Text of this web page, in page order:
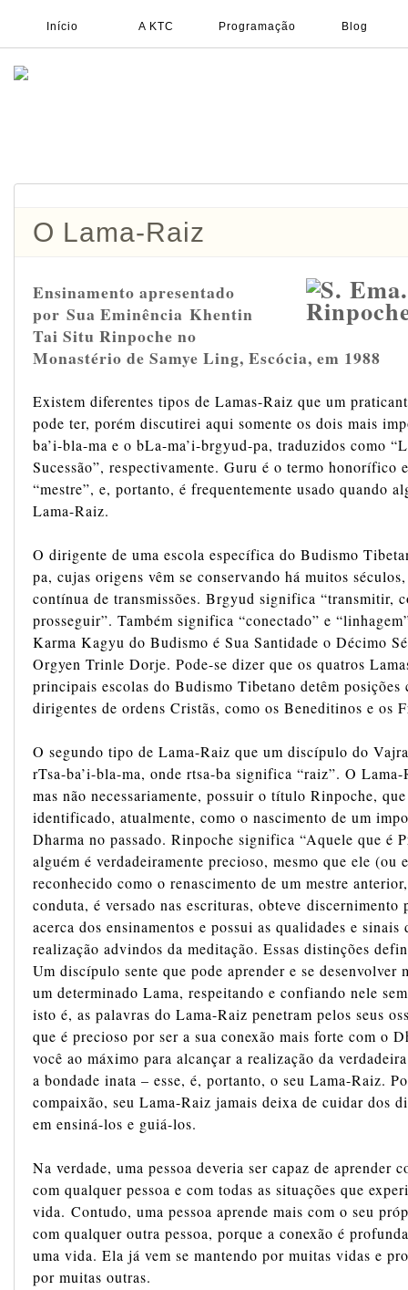
Início A KTC Programação Blog
O Lama-Raiz
Ensinamento apresentado
por Sua Eminência Khentin
Tai Situ Rinpoche no
Monastério de Samye Ling, Escócia, em 1988
Existem diferentes tipos de Lamas-Raiz que um
pode ter, porém discutirei aqui somente os dois mais
ba’i-bla-ma e o bLa-ma’i-brgyud-pa, traduzidos como
Sucessão”, respectivamente. Guru é o termo honorífico
“mestre”, e, portanto, é frequentemente usado quando
Lama-Raiz.
O dirigente de uma escola específica do Budismo
pa, cujas origens vêm se conservando há muitos
contínua de transmissões. Brgyud significa “transmitir,
prosseguir”. Também significa “conectado” e
Karma Kagyu do Budismo é Sua Santidade o Décimo
Orgyen Trinle Dorje. Pode-se dizer que os quatros
principais escolas do Budismo Tibetano detêm posições
dirigentes de ordens Cristãs, como os Beneditinos e os
O segundo tipo de Lama-Raiz que um discípulo do
rTsa-ba’i-bla-ma, onde rtsa-ba significa “raiz”. O Lama-
mas não necessariamente, possuir o título Rinpoche,
identificado, atualmente, como o nascimento de um
Dharma no passado. Rinpoche significa “Aquele que é
alguém é verdadeiramente precioso, mesmo que ele (ou
reconhecido como o renascimento de um mestre
conduta, é versado nas escrituras, obteve
acerca dos ensinamentos e possui as qualidades e sinais
realização advindos da meditação. Essas distinções
Um discípulo sente que pode aprender e se desenvolver
um determinado Lama, respeitando e confiando nele
isto é, as palavras do Lama-Raiz penetram pelos seus
que é precioso por ser a sua conexão mais forte com o
você ao máximo para alcançar a realização da
a bondade inata – esse, é, portanto, o seu Lama-Raiz.
compaixão, seu Lama-Raiz jamais deixa de cuidar dos
em ensiná-los e guiá-los.
Na verdade, uma pessoa deveria ser capaz de aprender
com qualquer pessoa e com todas as situações que
vida. Contudo, uma pessoa aprende mais com o seu
com qualquer outra pessoa, porque a conexão é
uma vida. Ela já vem se mantendo por muitas vidas e
por muitas outras.